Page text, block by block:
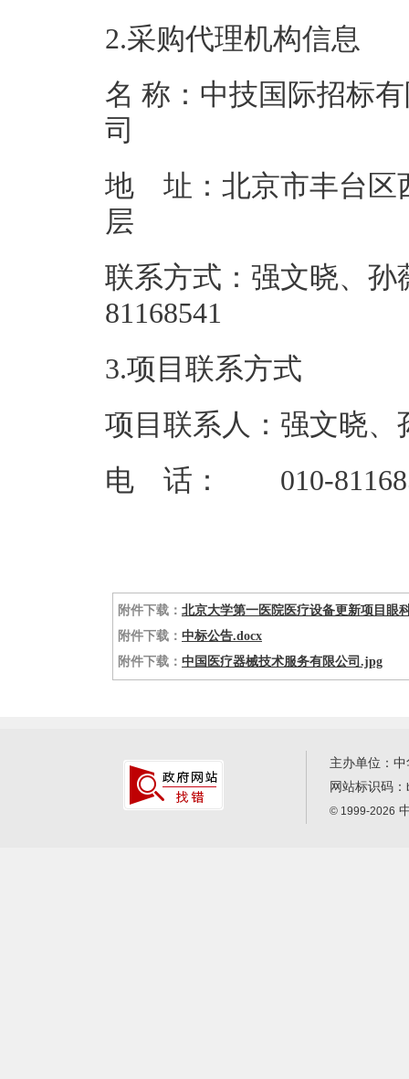
2.采购代理机构信息
名 称：中技国际招标
地 址：北京市丰台区
联系方式：强文晓、孙
3.项目联系方式
项目联系人：强文晓、
电 话： 010-
附件下载： 北京大学第一医院医疗设备更新项目眼
附件下载： 中标公告.docx
附件下载： 中国医疗器械技术服务有限公司.jpg
主办单位：
网站标识码：
© 1999-2026